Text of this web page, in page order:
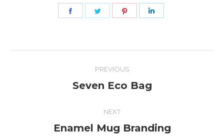
Share
Share
Share
navigation
PREVIOUS
Previous
Seven Eco Bag
NEXT
Next
Enamel Mug Branding